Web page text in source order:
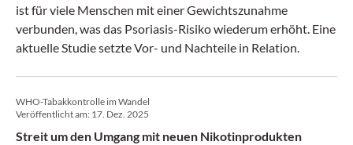
ist für viele Menschen mit einer Gewichtszunahme
verbunden, was das Psoriasis-Risiko wiederum erhöht. Eine
aktuelle Studie setzte Vor- und Nachteile in Relation.
WHO-Tabakkontrolle im Wandel
Veröffentlicht am: 17. Dez. 2025
Streit um den Umgang mit neuen Nikotinprodukten